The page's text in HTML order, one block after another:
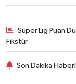
Süper Lig Puan
Fikstür
Son Dakika